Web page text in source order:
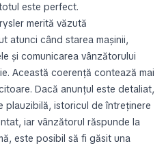
este perfect.
merită văzută
atunci când starea mașinii,
și comunicarea vânzătorului
Această coerență contează mai
Dacă anunțul este detaliat,
istoricul de întreținere
iar vânzătorul răspunde la
este posibil să fi găsit una